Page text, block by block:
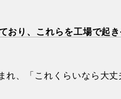
おり、これらを工場で起
、「これくらいなら大